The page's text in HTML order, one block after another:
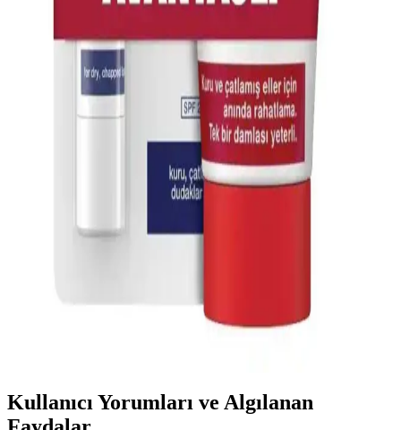
Onarici El Bakım Setleri: Sağlıklı ve Bakımlı Eller
İçin En İyi Seçenekler
El ve tırnak sağlığını destekleyen onarici bakım setleri, hijyenik ve
pratik kullanımıyla düzenli bakım sağlar, sağlıklı ve bakımlı eller için
El Bakım Kremi ve Koruyucu Etkileri: Cildi
Güçlendiren Detaylar ve Kullanım İpuçları
El bakım kremleri, nem tutucu ve güçlendirici içeriklerle cildi korur,
kullanım cilt sağlığını uzun vadede destekler.
Neutrogena Günlük El Bakımı Kremi, yüksek nemlendirici
özellikleriyle elleri yumuşatır, çevresel faktörlere karşı koruma sağlar
Kullanıcı Yorumları ve Algılanan